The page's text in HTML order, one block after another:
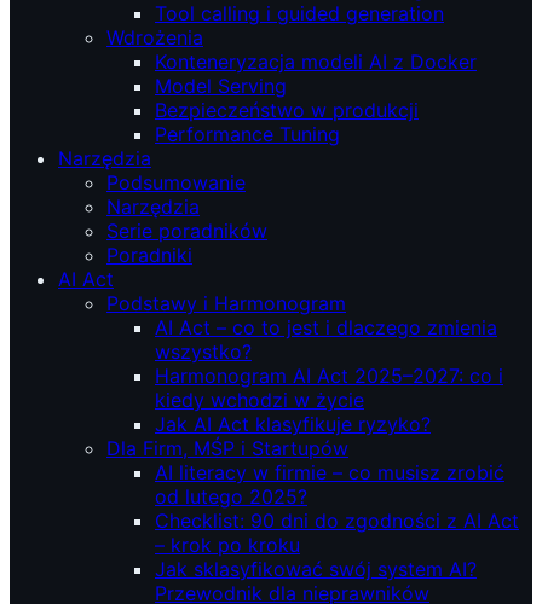
Tool calling i guided generation
Wdrożenia
Konteneryzacja modeli AI z Docker
Model Serving
Bezpieczeństwo w produkcji
Performance Tuning
Narzędzia
Podsumowanie
Narzędzia
Serie poradników
Poradniki
AI Act
Podstawy i Harmonogram
AI Act – co to jest i dlaczego zmienia
wszystko?
Harmonogram AI Act 2025–2027: co i
kiedy wchodzi w życie
Jak AI Act klasyfikuje ryzyko?
Dla Firm, MŚP i Startupów
AI literacy w firmie – co musisz zrobić
od lutego 2025?
Checklist: 90 dni do zgodności z AI Act
– krok po kroku
Jak sklasyfikować swój system AI?
Przewodnik dla nieprawników